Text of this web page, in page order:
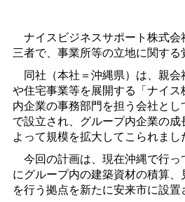
ナイスビジネスサポート株式会
三者で、事業所等の立地に関する
同社（本社＝沖縄県）は、親会
や住宅事業等を展開する「ナイ
内企業の事務部門を担う会社と
で設立され、グループ内企業の
よって規模を拡大してこられまし
今回の計画は、現在沖縄で行っ
にグループ内の建築資材の積算
を行う拠点を新たに安来市に設置